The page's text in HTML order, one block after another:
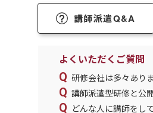
講師派遣Q&A
よくいただくご質問
研修会社は多々あり
講師派遣型研修と公
どんな人に講師をし